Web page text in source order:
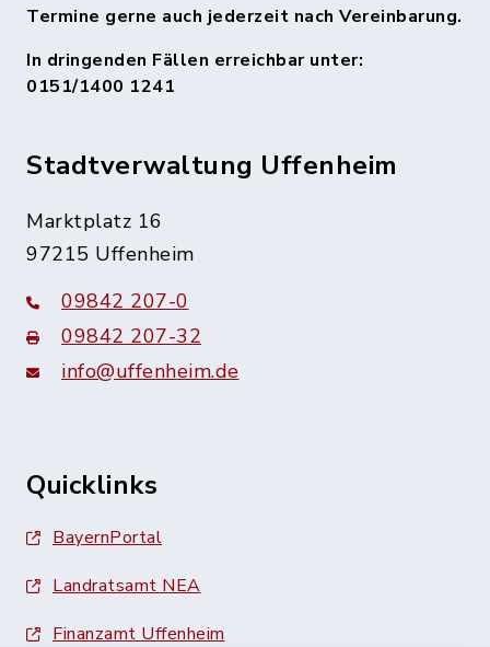
Termine gerne auch jederzeit nach Vereinbarung.
In dringenden Fällen erreichbar unter:
0151/1400 1241
Stadtverwaltung Uffenheim
Marktplatz 16
97215 Uffenheim
09842 207-0
09842 207-32
info@uffenheim.de
Quicklinks
BayernPortal
Landratsamt NEA
Finanzamt Uffenheim